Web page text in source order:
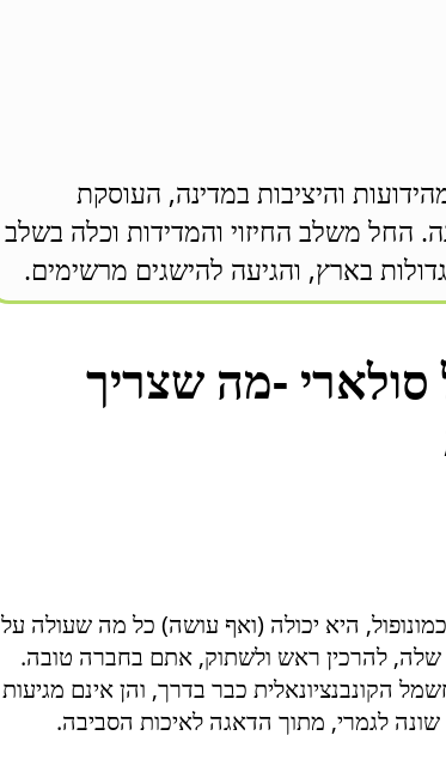
והיציבות במדינה, העוסקת
החל משלב החיזוי והמדידות וכלה בשלב
בארץ, והגיעה להישגים מרשימים.
-מה שצריך
היא יכולה (ואף עושה) כל מה שעולה על
שלה, להרכין ראש ולשתוק, אתם בחברה טובה.
כבר בדרך, והן אינם מגיעות
לגמרי, מתוך הדאגה לאיכות הסביבה.